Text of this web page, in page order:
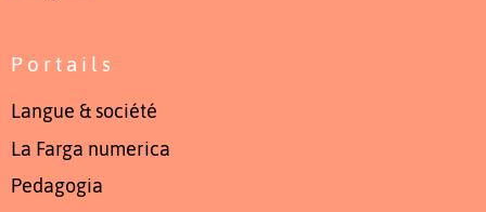
Portails
Langue & société
La Farga numerica
Pedagogia